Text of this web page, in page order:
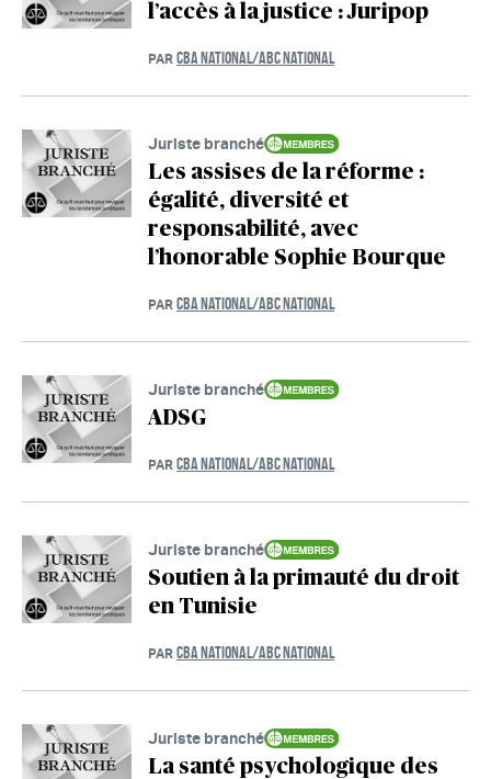
l’accès à la justice : Juripop
PAR CBA NATIONAL/ABC NATIONAL
Juriste branché
Les assises de la réforme :
égalité, diversité et
responsabilité, avec
l’honorable Sophie Bourque
PAR CBA NATIONAL/ABC NATIONAL
Juriste branché
ADSG
PAR CBA NATIONAL/ABC NATIONAL
Juriste branché
Soutien à la primauté du droit
en Tunisie
PAR CBA NATIONAL/ABC NATIONAL
Juriste branché
La santé psychologique des